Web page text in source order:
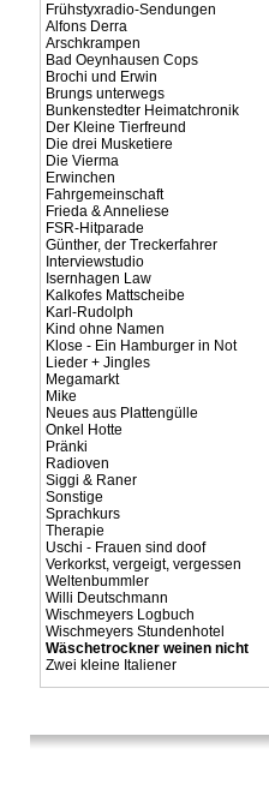
Frühstyxradio-Sendungen
Alfons Derra
Arschkrampen
Bad Oeynhausen Cops
Brochi und Erwin
Brungs unterwegs
Bunkenstedter Heimatchronik
Der Kleine Tierfreund
Die drei Musketiere
Die Vierma
Erwinchen
Fahrgemeinschaft
Frieda & Anneliese
FSR-Hitparade
Günther, der Treckerfahrer
Interviewstudio
Isernhagen Law
Kalkofes Mattscheibe
Karl-Rudolph
Kind ohne Namen
Klose - Ein Hamburger in Not
Lieder + Jingles
Megamarkt
Mike
Neues aus Plattengülle
Onkel Hotte
Pränki
Radioven
Siggi & Raner
Sonstige
Sprachkurs
Therapie
Uschi - Frauen sind doof
Verkorkst, vergeigt, vergessen
Weltenbummler
Willi Deutschmann
Wischmeyers Logbuch
Wischmeyers Stundenhotel
Wäschetrockner weinen nicht
Zwei kleine Italiener